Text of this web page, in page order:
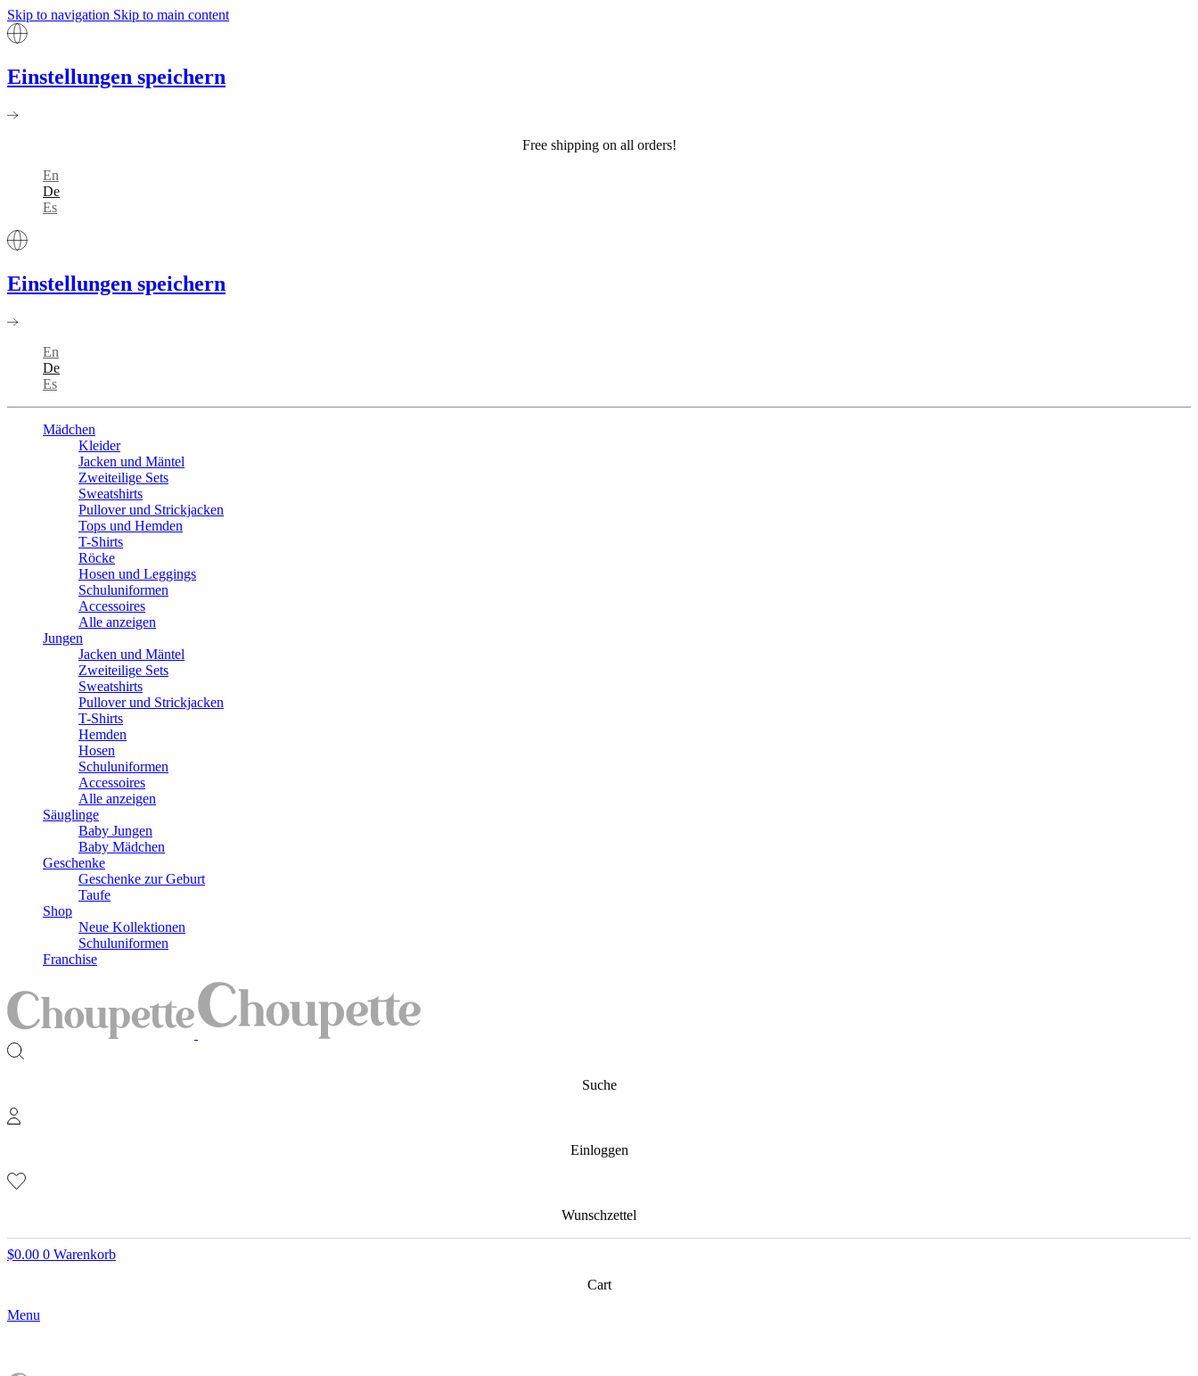
Skip to navigation Skip to main content
Einstellungen speichern
Free shipping on all orders!
En
De
Es
Einstellungen speichern
En
De
Es
Mädchen
Kleider
Jacken und Mäntel
Zweiteilige Sets
Sweatshirts
Pullover und Strickjacken
Tops und Hemden
T-Shirts
Röcke
Hosen und Leggings
Schuluniformen
Accessoires
Alle anzeigen
Jungen
Jacken und Mäntel
Zweiteilige Sets
Sweatshirts
Pullover und Strickjacken
T-Shirts
Hemden
Hosen
Schuluniformen
Accessoires
Alle anzeigen
Säuglinge
Baby Jungen
Baby Mädchen
Geschenke
Geschenke zur Geburt
Taufe
Shop
Neue Kollektionen
Schuluniformen
Franchise
Suche
Einloggen
Wunschzettel
$0.00 0 Warenkorb
Cart
Menu